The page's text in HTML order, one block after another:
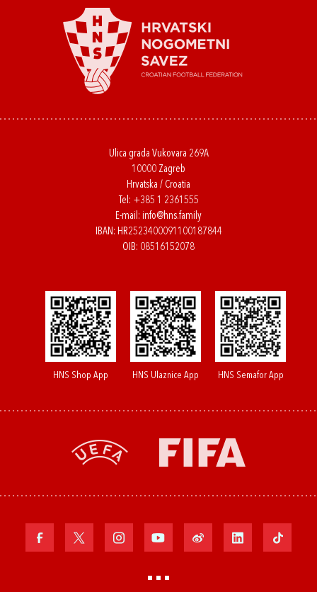
Ulica grada Vukovara 269A
10000 Zagreb
Hrvatska / Croatia
Tel: +385 1 2361555
E-mail: info@hns.family
IBAN: HR2523400091100187844
OIB: 08516152078
HNS Shop App HNS Ulaznice App HNS Semafor App